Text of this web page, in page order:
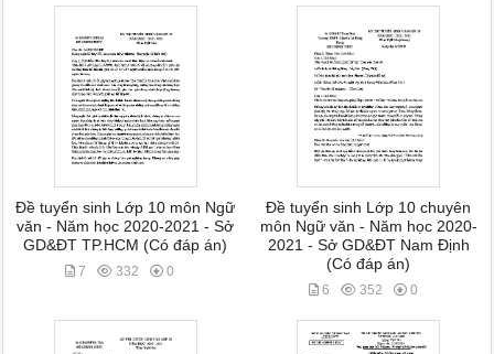
Đề tuyển sinh Lớp 10 môn Ngữ
văn - Năm học 2020-2021 - Sở
GD&ĐT TP.HCM (Có đáp án)
7 332 0
Đề tuyển sinh Lớp 10 chuyên
môn Ngữ văn - Năm học 2020-
2021 - Sở GD&ĐT Nam Định
(Có đáp án)
6 352 0